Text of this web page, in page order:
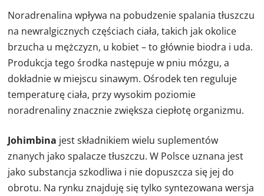
Noradrenalinawpływa na pobudzenie spalania tłuszczu
na newralgicznych częściach ciała, takich jak okolice
brzucha u mężczyzn, u kobiet – to głównie biodra i uda.
Produkcja tego środka następuje w pniu mózgu, a
dokładnie w miejscu sinawym. Ośrodek ten reguluje
temperaturę ciała, przy wysokim poziomie
noradrenaliny znacznie zwiększa ciepłotę organizmu.
Johimbina jest składnikiem wielu suplementów
znanych jakospalacze tłuszczu. W Polsce uznana jest
jako substancja szkodliwa i nie dopuszcza się jej do
obrotu. Na rynku znajduję się tylko syntezowana wersja